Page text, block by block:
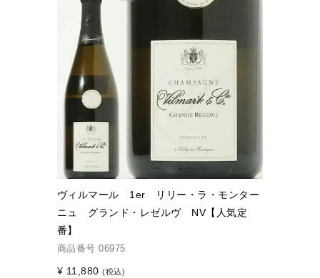
ヴィルマール 1er リリー・ラ・モンター
ニュ グランド・レゼルヴ NV【人気定
番】
商品番号 06975
¥ 11,880 (税込)